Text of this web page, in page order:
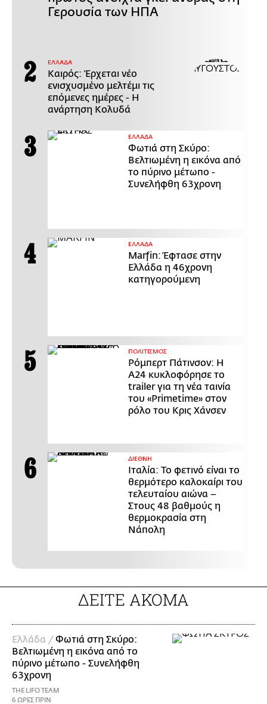
Γερουσία των ΗΠΑ
ΕΛΛΑΔΑ
Καιρός: Έρχεται νέο
ενισχυσμένο μελτέμι τις
επόμενες ημέρες - Η
ανάρτηση Κολυδά
ΕΛΛΑΔΑ
Φωτιά στη Σκύρο:
Βελτιωμένη η εικόνα από
το πύρινο μέτωπο -
Συνελήφθη 63χρονη
ΕΛΛΑΔΑ
Marfin: Έφτασε στην
Ελλάδα η 46χρονη
κατηγορούμενη
ΠΟΛΙΤΙΣΜΟΣ
Ρόμπερτ Πάτινσον: Η
Α24 κυκλοφόρησε το
trailer για τη νέα ταινία
του «Primetime» στον
ρόλο του Κρις Χάνσεν
ΔΙΕΘΝΗ
Ιταλία: Το φετινό είναι το
θερμότερο καλοκαίρι του
τελευταίου αιώνα –
Στους 48 βαθμούς η
θερμοκρασία στη
Νάπολη
ΔΕΙΤΕ ΑΚΟΜΑ
Ελλάδα /Φωτιά στη Σκύρο:
Βελτιωμένη η εικόνα από το
πύρινο μέτωπο - Συνελήφθη
63χρονη
THE LIFO TEAM
6 ΩΡΕΣ ΠΡΙΝ